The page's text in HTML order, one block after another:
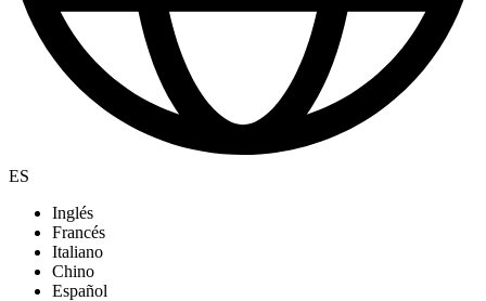
ES
Inglés
Francés
Italiano
Chino
Español